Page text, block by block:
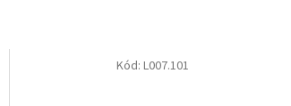
Kód: L007.101